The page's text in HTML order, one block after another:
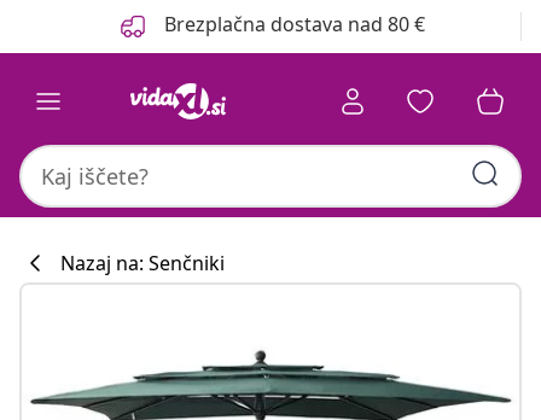
Brezplačna dostava nad 80 €
Nazaj na: Senčniki